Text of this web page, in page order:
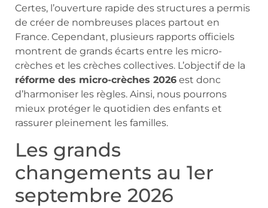
Certes, l’ouverture rapide des structures a permis
de créer de nombreuses places partout en
France. Cependant, plusieurs rapports officiels
montrent de grands écarts entre les micro-
crèches et les crèches collectives. L’objectif de la
réforme des micro-crèches 2026 est donc
d’harmoniser les règles. Ainsi, nous pourrons
mieux protéger le quotidien des enfants et
rassurer pleinement les familles.
Les grands
changements au 1er
septembre 2026